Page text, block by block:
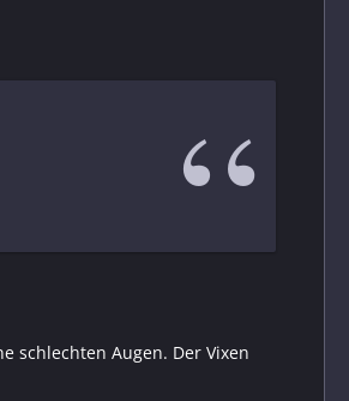
schlechten Augen. Der Vixen